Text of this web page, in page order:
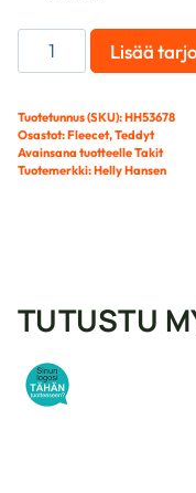
PATROL
PILE
määrä
Lisää
Tuotetunnus (SKU):HH53678
Osastot:Fleecet,Teddyt
Avainsana tuotteelleTakit
Tuotemerkki:Helly Hansen
TUTUSTU